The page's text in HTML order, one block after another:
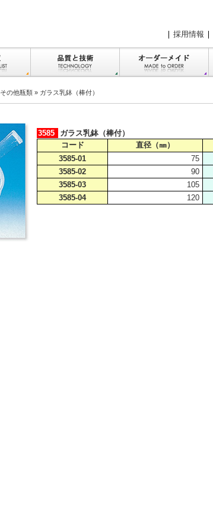
採用情報
その他瓶類 » ガラス乳鉢（棒付）
3585
ガラス乳鉢（棒付）
コード
直径（㎜）
3585-01
75
3585-02
90
3585-03
105
3585-04
120